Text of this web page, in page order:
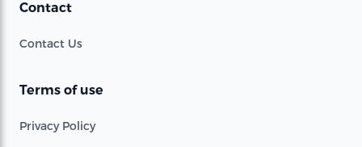
Contact
Contact Us
Terms of use
Privacy Policy